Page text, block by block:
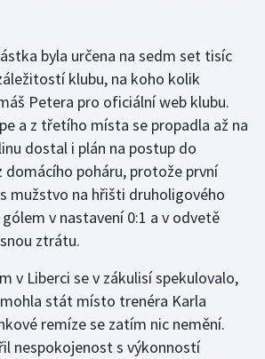
byla určena na sedm set tisíc
klubu, na koho kolik
Petera pro oficiální web klubu.
a z třetího místa se propadla až na
dostal i plán na postup do
domácího poháru, protože první
mužstvo na hřišti druholigového
v nastavení 0:1 a v odvetě
ztrátu.
v Liberci se v zákulisí spekulovalo,
stát místo trenéra Karla
remíze se zatím nic nemění.
nespokojenost s výkonností